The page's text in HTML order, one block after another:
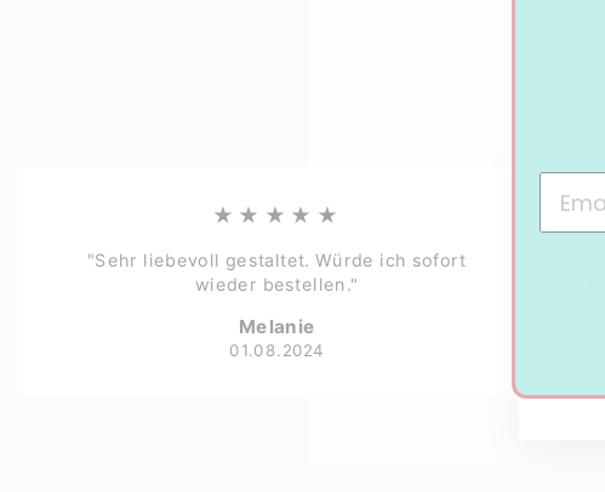
★★★★★
"Sehr liebevoll gestaltet. Würde ich sofort
wieder bestellen."
Melanie
01.08.2024